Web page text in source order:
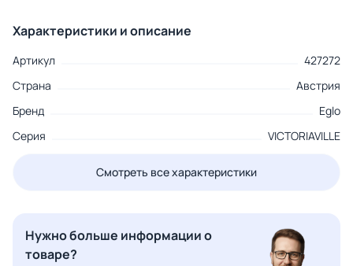
Характеристики и описание
Артикул
427272
Страна
Австрия
Бренд
Eglo
Серия
VICTORIAVILLE
Смотреть все характеристики
Нужно больше информации о
товаре?